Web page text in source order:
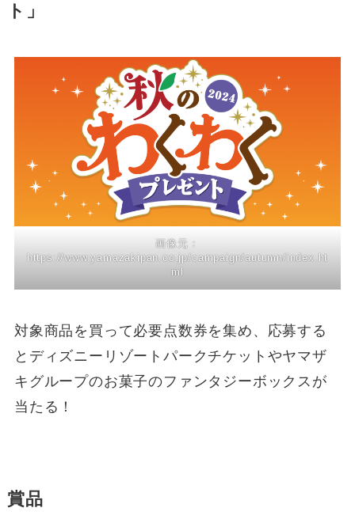
ト」
画像元：
https://www.yamazakipan.co.jp/campaign/autumn/index.ht
ml
対象商品を買って必要点数券を集め、応募する
とディズニーリゾートパークチケットやヤマザ
キグループのお菓子のファンタジーボックスが
当たる！
賞品